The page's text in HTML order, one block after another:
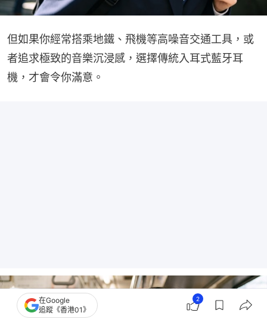
但如果你經常搭乘地鐵、飛機等高噪音交通工具，或
者追求極致的音樂沉浸感，選擇傳統入耳式藍牙耳
機，才會令你滿意。
在Google
追蹤《香港01》
2